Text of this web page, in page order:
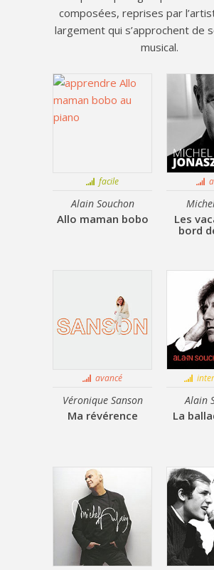
composées, reprises par
largement qui s’approchent de
musical.
facile
Alain Souchon
Allo maman bobo
Les
bord
avancé
Véronique Sanson
Ma révérence
Alain
La